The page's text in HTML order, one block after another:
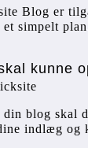
Blog er
simpelt
kunne
din blog
indlæg og